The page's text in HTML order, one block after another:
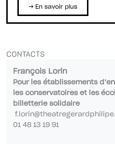
→ En savoir plus
CONTACTS
François Lorin
Pour les établissements
les conservatoires et les
billetterie solidaire
01 48 13 19 91